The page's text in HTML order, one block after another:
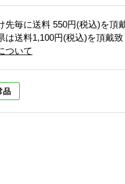
先毎に送料 550円(税込)を頂
は送料1,100円(税込)を頂戴致
ついて
品